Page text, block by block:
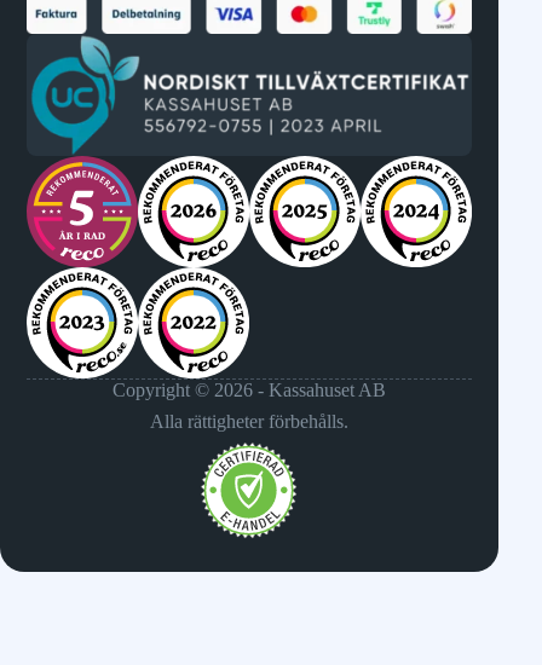
Copyright © 2026 - Kassahuset AB
Alla rättigheter förbehålls.